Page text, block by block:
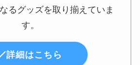
るグッズを取り揃えていま
す。
詳細はこちら